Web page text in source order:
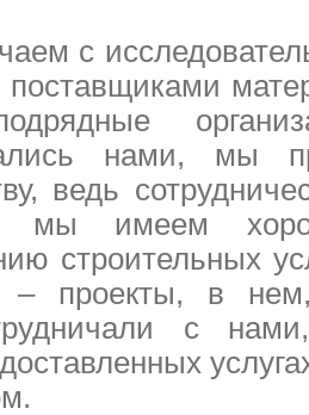
с
поставщиками
нами, мы
ведь
мы имеем
строительных
– проекты, в
с